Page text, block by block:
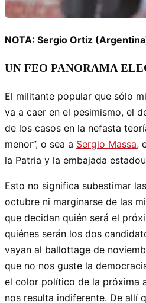
NOTA: Sergio Ortiz
UN FEO PANORAMA
El militante popular que sólo
va a caer en el pesimismo, el
de los casos en la nefasta
menor”, o sea a Sergio Massa,
la Patria y la embajada
Esto no significa subestimar
octubre ni marginarse de las
que decidan quién será el
quiénes serán los dos
vayan al ballottage de
que no nos guste la
el color político de la próxima
nos resulta indiferente. De allí